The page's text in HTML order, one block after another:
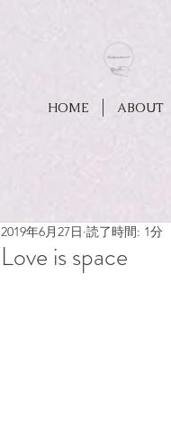
HOME ABOUT
Love is space
2019年6月27日 読了時間: 1分